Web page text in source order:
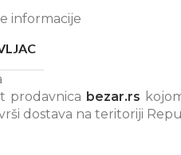
informacije
prodavnica bezar.rs
dostava na teritoriji